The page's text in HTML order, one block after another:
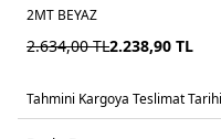
2MT BEYAZ
2.634,00TL2.238,90 TL
Tahmini Kargoya Teslimat